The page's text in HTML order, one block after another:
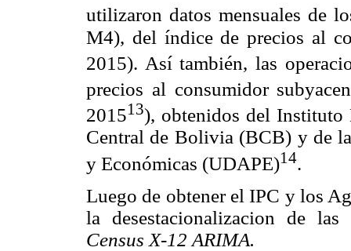
utilizaron datos mensuales de
M4), del índice de precios al
2015). Así también, las
precios al consumidor
201513), obtenidos del Instituto
Central de Bolivia (BCB) y de
y Económicas (UDAPE)14.
Luego de obtener el IPC y los
la desestacionalizacion de
Census X-12 ARIMA.